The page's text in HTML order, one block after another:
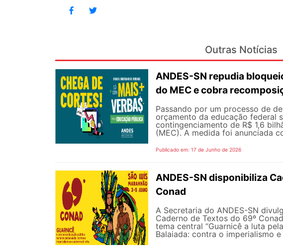
Outras Notícias
ANDES-SN repudia
do MEC e cobra
Passando por um processo de
orçamento da educação federal
contingenciamento de R$ 1,6
(MEC). A medida foi anunciada
Publicado em: 17 de Junho de 2026
ANDES-SN disponibiliza
Conad
A Secretaria do ANDES-SN
Caderno de Textos do 69º
tema central “Guarnicê a luta
Balaiada: contra o imperialismo e